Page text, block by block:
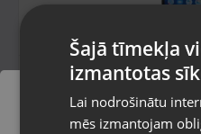
Nokia C20 (TA-1352)
Ogre, Skolas iela 4
Stāvoklis Lietots (Garantija
Šajā tīmekļa
izmantotas
Lai nodrošinātu
mēs izmantojam